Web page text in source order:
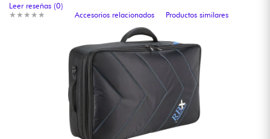
Sintetizadores & samplers
Grabación
Auriculares
★ ★ ★ ★ ★
★ ★ ★ ★ ★
Leer reseñas (0)
Accesorios relacionados
Productos similares